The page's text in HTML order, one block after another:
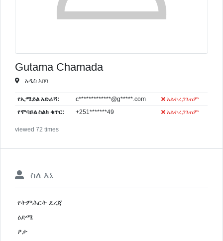
Gutama Chamada
አዲስ አበባ
የኢሜይል አድራሻ: c*************@g*****.com አልተረጋገጠም
የሞባይል ስልክ ቁጥር: +251*******49 አልተረጋገጠም
viewed 72 times
ስለ እኔ
የትምሕርት ደረጃ
ዕድሜ
ፆታ